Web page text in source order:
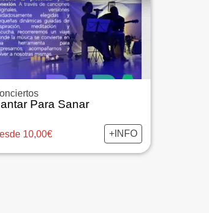
Para Sanar
10,00€ +INFO